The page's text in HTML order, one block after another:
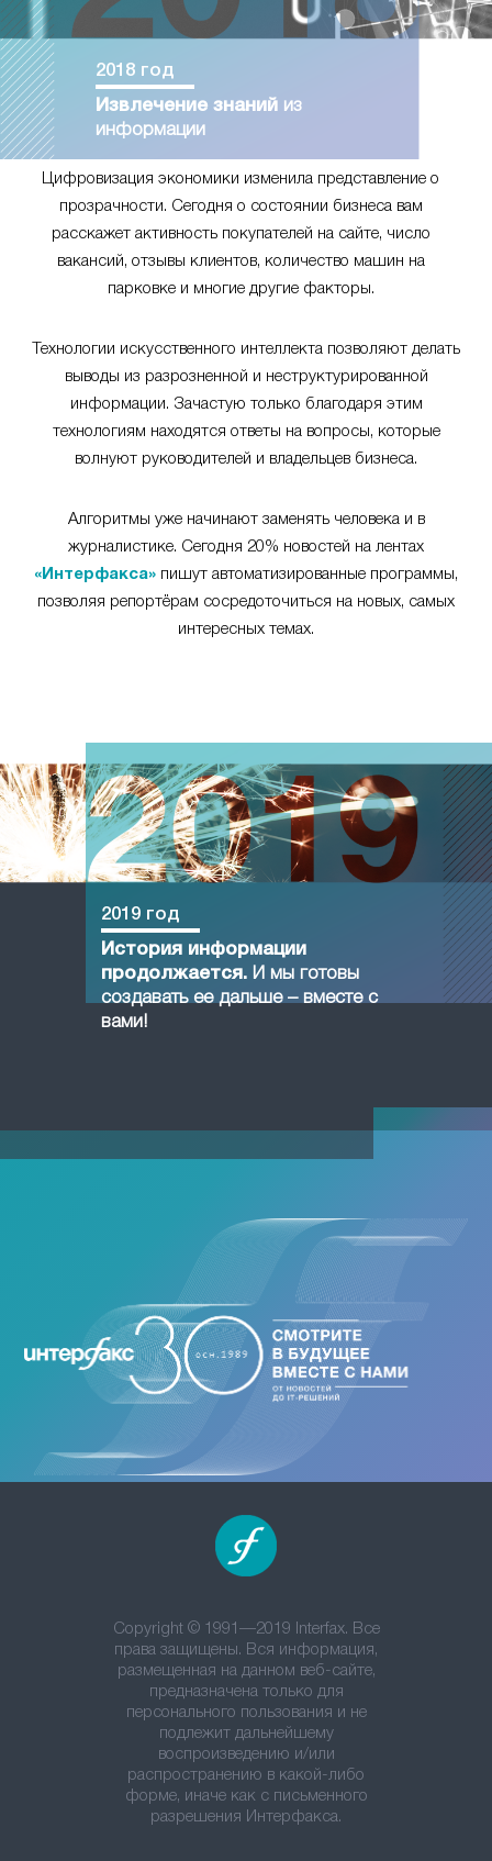
2018 год
Извлечение знаний из
информации
Цифровизация экономики изменила представление о
прозрачности. Сегодня о состоянии бизнеса вам
расскажет активность покупателей на сайте, число
вакансий, отзывы клиентов, количество машин на
парковке и многие другие факторы.
Технологии искусственного интеллекта позволяют делать
выводы из разрозненной и неструктурированной
информации. Зачастую только благодаря этим
технологиям находятся ответы на вопросы, которые
волнуют руководителей и владельцев бизнеса.
Алгоритмы уже начинают заменять человека и в
журналистике. Сегодня 20% новостей на лентах
«Интерфакса» пишут автоматизированные программы,
позволяя репортёрам сосредоточиться на новых, самых
интересных темах.
2019 год
История информации
продолжается. И мы готовы
создавать ее дальше – вместе с
вами!
Copyright © 1991—2019 Interfax. Все
права защищены. Вся информация,
размещенная на данном веб-сайте,
предназначена только для
персонального пользования и не
подлежит дальнейшему
воспроизведению и/или
распространению в какой-либо
форме, иначе как с письменного
разрешения Интерфакса.